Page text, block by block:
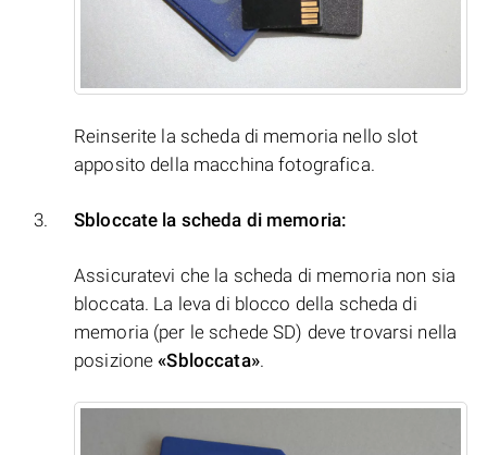
Reinserite la scheda di memoria nello slot
apposito della macchina fotografica.
Sbloccate la scheda di memoria:
Assicuratevi che la scheda di memoria non sia
bloccata. La leva di blocco della scheda di
memoria (per le schede SD) deve trovarsi nella
posizione«Sbloccata».